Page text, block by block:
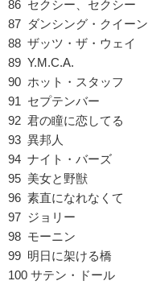
86 セクシー、セクシー
87 ダンシング・クイーン
88 ザッツ・ザ・ウェイ
89 Y.M.C.A.
90 ホット・スタッフ
91 セプテンバー
92 君の瞳に恋してる
93 異邦人
94 ナイト・バーズ
95 美女と野獣
96 素直になれなくて
97 ジョリー
98 モーニン
99 明日に架ける橋
100 サテン・ドール